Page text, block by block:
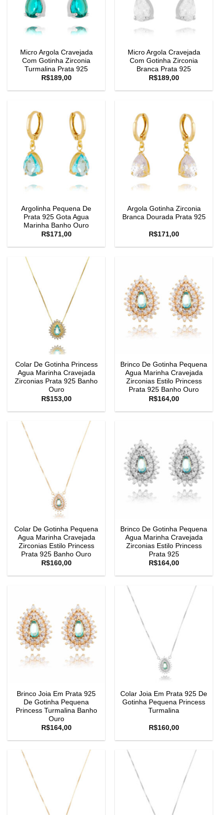
Micro Argola Cravejada
Com Gotinha Zirconia
Turmalina Prata 925
R$189,00
Micro Argola Cravejada
Com Gotinha Zirconia
Branca Prata 925
R$189,00
Argolinha Pequena De
Prata 925 Gota Agua
Marinha Banho Ouro
R$171,00
Argola Gotinha Zirconia
Branca Dourada Prata 925
R$171,00
Colar De Gotinha Princess
Agua Marinha Cravejada
Zirconias Prata 925 Banho
Ouro
R$153,00
Brinco De Gotinha Pequena
Agua Marinha Cravejada
Zirconias Estilo Princess
Prata 925 Banho Ouro
R$164,00
Colar De Gotinha Pequena
Agua Marinha Cravejada
Zirconias Estilo Princess
Prata 925 Banho Ouro
R$160,00
Brinco De Gotinha Pequena
Agua Marinha Cravejada
Zirconias Estilo Princess
Prata 925
R$164,00
Brinco Joia Em Prata 925
De Gotinha Pequena
Princess Turmalina Banho
Ouro
R$164,00
Colar Joia Em Prata 925 De
Gotinha Pequena Princess
Turmalina
R$160,00